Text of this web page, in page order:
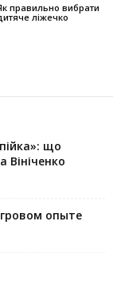
правильно вибрати
ліжечко
що
Вініченко
опыте